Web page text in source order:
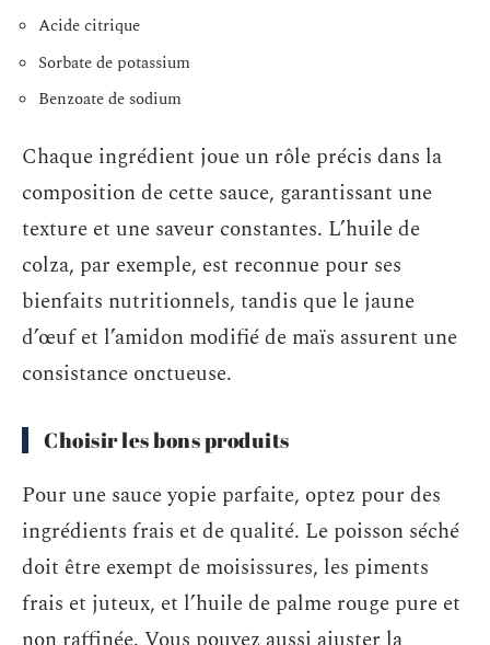
Acide citrique
Sorbate de potassium
Benzoate de sodium
Chaque ingrédient joue un rôle précis dans la
composition de cette sauce, garantissant une
texture et une saveur constantes. L’huile de
colza, par exemple, est reconnue pour ses
bienfaits nutritionnels, tandis que le jaune
d’œuf et l’amidon modifié de maïs assurent une
consistance onctueuse.
Choisir les bons produits
Pour une sauce yopie parfaite, optez pour des
ingrédients frais et de qualité. Le poisson séché
doit être exempt de moisissures, les piments
frais et juteux, et l’huile de palme rouge pure et